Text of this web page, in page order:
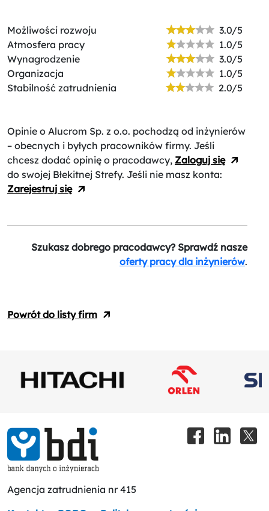
Możliwości rozwoju
3.0/5
Atmosfera pracy
1.0/5
Wynagrodzenie
3.0/5
Organizacja
1.0/5
Stabilność zatrudnienia
2.0/5
Opinie o Alucrom Sp. z o.o. pochodzą od inżynierów
– obecnych i byłych pracowników firmy. Jeśli
chcesz dodać opinię o pracodawcy, Zaloguj się
do swojej Błekitnej Strefy. Jeśli nie masz konta:
Zarejestruj się
Szukasz dobrego pracodawcy? Sprawdź nasze
oferty pracy dla inżynierów.
Powrót do listy firm
Agencja zatrudnienia nr 415